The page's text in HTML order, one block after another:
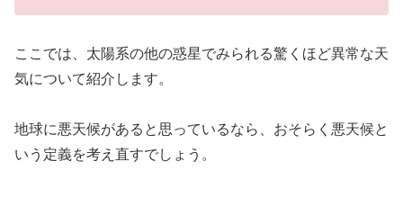
ここでは、太陽系の他の惑星でみられる驚くほど異常な天
気について紹介します。
地球に悪天候があると思っているなら、おそらく悪天候と
いう定義を考え直すでしょう。